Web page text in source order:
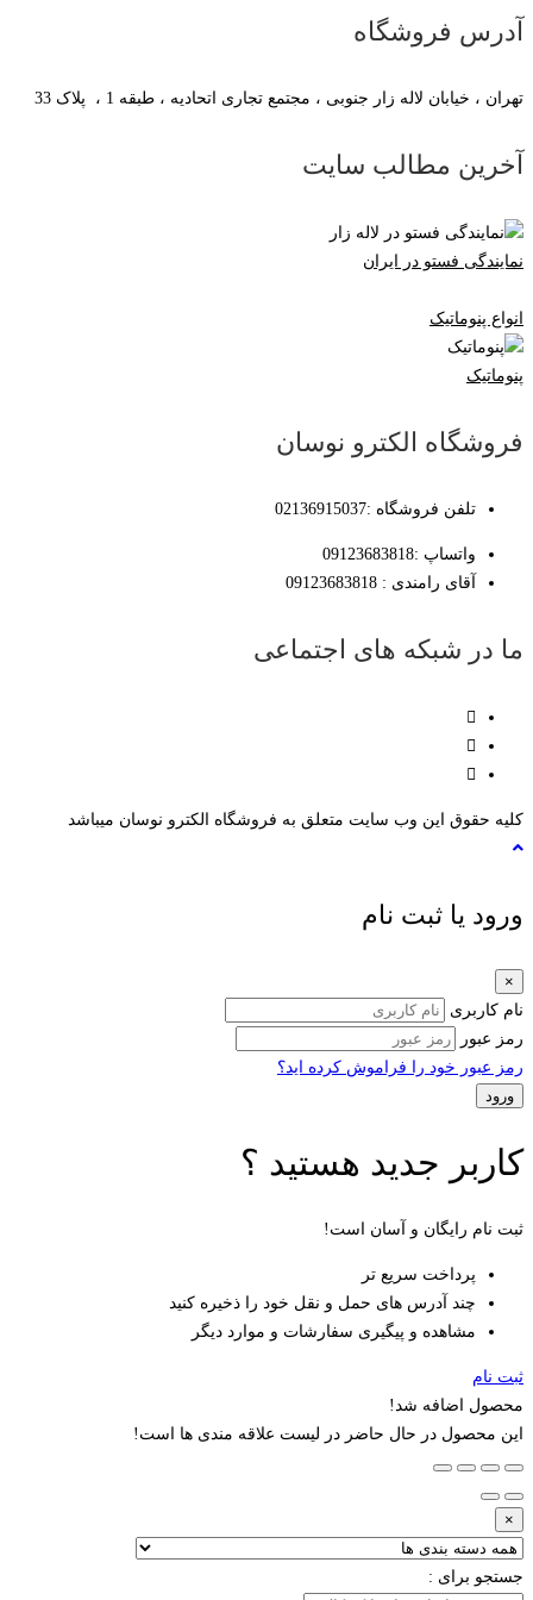
آدرس فروشگاه
تهران ، خیابان لاله زار جنوبی ، مجتمع تجاری اتحادیه ، طبقه 1 ، پلاک 33
آخرین مطالب سایت
نمایندگی فستو در ایران
انواع پنوماتیک
پنوماتیک
فروشگاه الکترو نوسان
تلفن فروشگاه :02136915037
واتساپ :09123683818
آقای رامندی : 09123683818
ما در شبکه های اجتماعی
کلیه حقوق این وب سایت متعلق به فروشگاه الکترو نوسان میباشد
ورود یا ثبت نام
×
نام کاربری
رمز عبور
رمز عبور خود را فراموش کرده اید؟
کاربر جدید هستید ؟
ثبت نام رایگان و آسان است!
پرداخت سریع تر
چند آدرس های حمل و نقل خود را ذخیره کنید
مشاهده و پیگیری سفارشات و موارد دیگر
ثبت نام
محصول اضافه شد!
این محصول در حال حاضر در لیست علاقه مندی ها است!
×
جستجو برای :